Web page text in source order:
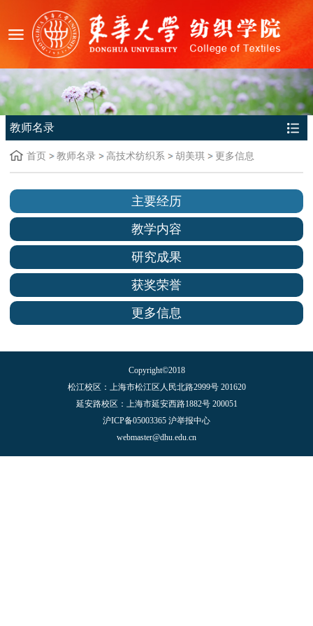
教师名录
首页 教师名录 高技术纺织系 胡美琪 更多信息
主要经历
教学内容
研究成果
获奖荣誉
更多信息
Copyright©2018
松江校区：上海市松江区人民北路2999号 201620
延安路校区：上海市延安西路1882号 200051
沪ICP备05003365 沪举报中心
webmaster@dhu.edu.cn